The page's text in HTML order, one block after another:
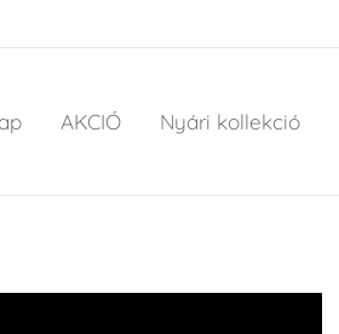
AKCIÓ Nyári kollekció